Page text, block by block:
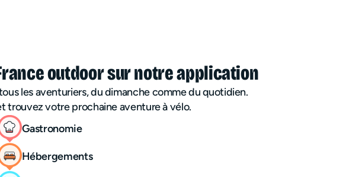
outdoor sur notre application
les aventuriers, du dimanche comme du quotidien.
trouvez votre prochaine aventure à vélo.
Gastronomie
Hébergements